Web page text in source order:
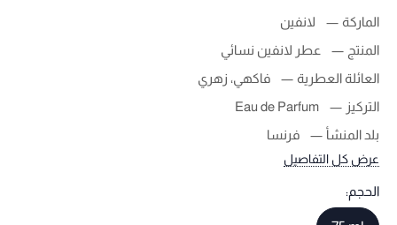
الماركة
لانفين
المنتج
عطر لانفين نسائي
العائلة العطرية
فاكهي، زهري
التركيز
Eau de Parfum
بلد المنشأ
فرنسا
عرض كل التفاصيل
الحجم: